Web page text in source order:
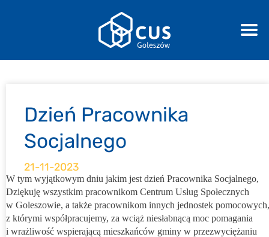
Dzień Pracownika
Socjalnego
21-11-2023
W tym wyjątkowym dniu jakim jest dzień Pracownika Socjalnego,
Dziękuję wszystkim pracownikom Centrum Usług Społecznych
w Goleszowie, a także pracownikom innych jednostek pomocowych,
z którymi współpracujemy, za wciąż niesłabnącą moc pomagania
i wrażliwość wspierającą mieszkańców gminy w przezwyciężaniu